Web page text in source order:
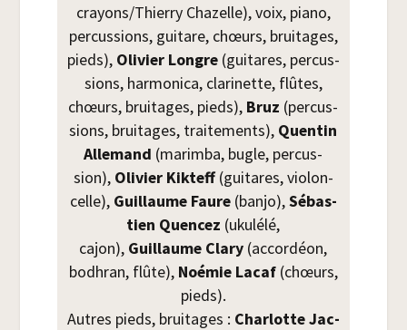
crayons/­Thier­ry Cha­zelle), voix, pia­no,
per­cus­sions, gui­tare, chœurs, brui­tages,
pieds), Oli­vier Longre(gui­tares, per­cus­
sions, har­mo­ni­ca, cla­ri­nette, flûtes,
chœurs, brui­tages, pieds), Bruz (per­cus­
sions, brui­tages, trai­te­ments), Quen­tin
Alle­mand (marim­ba, bugle, per­cus­
sion), Oli­vier Kik­teff(gui­tares, vio­lon­
celle), Guillaume Faure(ban­jo),Sébas­
tien Quen­cez (uku­lé­lé,
cajon), Guillaume Cla­ry (accor­déon,
bodh­ran, flûte), Noé­mie Lacaf(chœurs,
pieds).
Autres pieds, brui­tages : Char­lotte Jac­